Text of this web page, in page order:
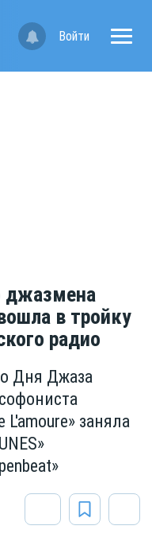
Войти
джазмена
в тройку
радио
Дня Джаза
заняла